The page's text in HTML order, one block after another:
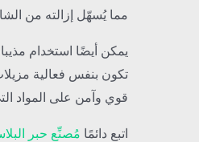
مما يُسهّل إزالته من
يمكن أيضًا استخدام
تكون بنفس فعالية
قوي وآمن على المواد
اتبع دائمًا مُصنِّع حبر